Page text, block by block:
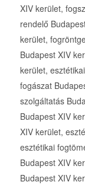
XIV kerület,
rendelő
kerület,
Budapest XIV
kerület,
fogászat
szolgáltatás
Budapest XIV
XIV kerület,
esztétikai
Budapest XIV
Budapest XIV